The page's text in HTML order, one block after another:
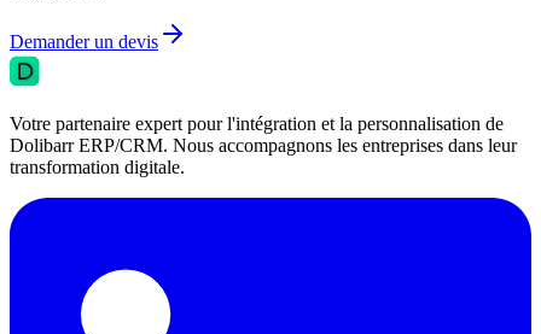
Demander un devis
Votre partenaire expert pour l'intégration et la personnalisation de
Dolibarr ERP/CRM. Nous accompagnons les entreprises dans leur
transformation digitale.